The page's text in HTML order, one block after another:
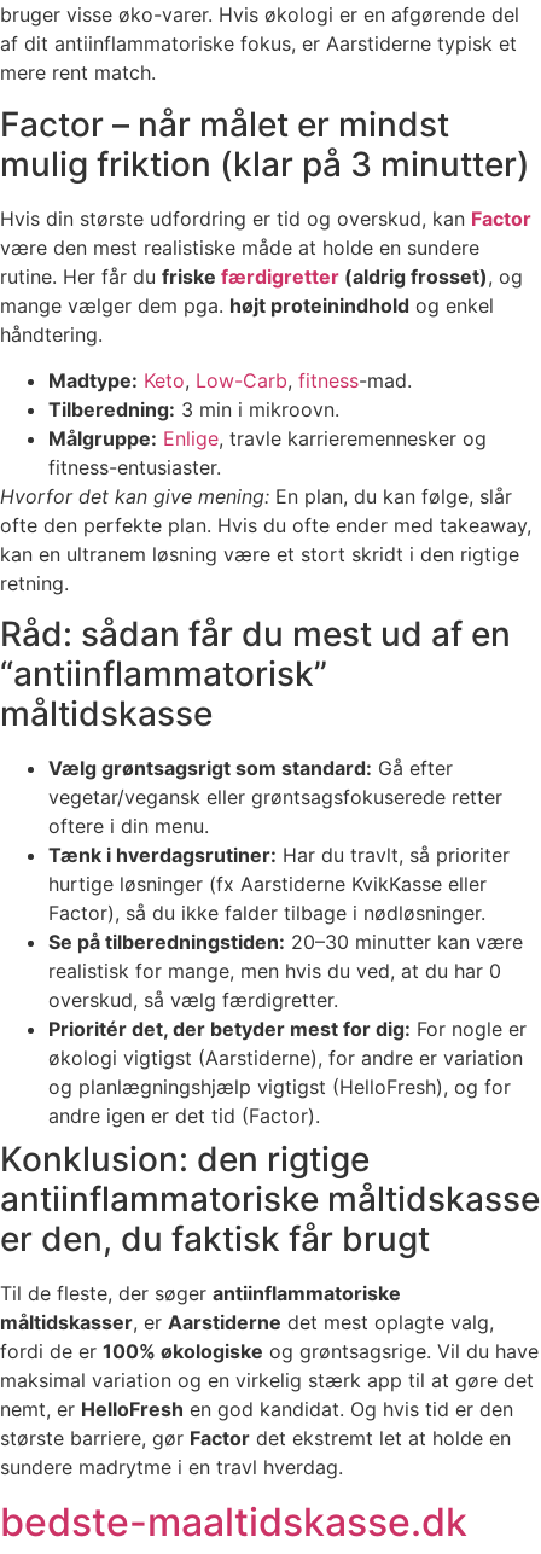
bruger visse øko-varer. Hvis økologi er en afgørende del
af dit antiinflammatoriske fokus, er Aarstiderne typisk et
mere rent match.
Factor – når målet er mindst
mulig friktion (klar på 3 minutter)
Hvis din største udfordring er tid og overskud, kan Factor
være den mest realistiske måde at holde en sundere
rutine. Her får du friske færdigretter (aldrig frosset), og
mange vælger dem pga. højt proteinindhold og enkel
håndtering.
Madtype: Keto, Low-Carb, fitness-mad.
Tilberedning: 3 min i mikroovn.
Målgruppe: Enlige, travle karrieremennesker og
fitness-entusiaster.
Hvorfor det kan give mening: En plan, du kan følge, slår
ofte den perfekte plan. Hvis du ofte ender med takeaway,
kan en ultranem løsning være et stort skridt i den rigtige
retning.
Råd: sådan får du mest ud af en
“antiinflammatorisk”
måltidskasse
Vælg grøntsagsrigt som standard: Gå efter
vegetar/vegansk eller grøntsagsfokuserede retter
oftere i din menu.
Tænk i hverdagsrutiner: Har du travlt, så prioriter
hurtige løsninger (fx Aarstiderne KvikKasse eller
Factor), så du ikke falder tilbage i nødløsninger.
Se på tilberedningstiden: 20–30 minutter kan være
realistisk for mange, men hvis du ved, at du har 0
overskud, så vælg færdigretter.
Prioritér det, der betyder mest for dig: For nogle er
økologi vigtigst (Aarstiderne), for andre er variation
og planlægningshjælp vigtigst (HelloFresh), og for
andre igen er det tid (Factor).
Konklusion: den rigtige
antiinflammatoriske måltidskasse
er den, du faktisk får brugt
Til de fleste, der søger antiinflammatoriske
måltidskasser, er Aarstiderne det mest oplagte valg,
fordi de er 100% økologiske og grøntsagsrige. Vil du have
maksimal variation og en virkelig stærk app til at gøre det
nemt, er HelloFresh en god kandidat. Og hvis tid er den
største barriere, gør Factor det ekstremt let at holde en
sundere madrytme i en travl hverdag.
bedste-maaltidskasse.dk